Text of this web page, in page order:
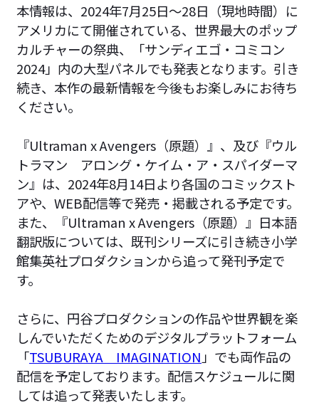
本情報は、2024年7月25日〜28日（現地時間）に
アメリカにて開催されている、世界最大のポップ
カルチャーの祭典、「サンディエゴ・コミコン
2024」内の大型パネルでも発表となります。引き
続き、本作の最新情報を今後もお楽しみにお待ち
ください。
『Ultraman x Avengers（原題）』、及び『ウル
トラマン アロング・ケイム・ア・スパイダーマ
ン』は、2024年8月14日より各国のコミックスト
アや、WEB配信等で発売・掲載される予定です。
また、『Ultraman x Avengers（原題）』日本語
翻訳版については、既刊シリーズに引き続き小学
館集英社プロダクションから追って発刊予定で
す。
さらに、円谷プロダクションの作品や世界観を楽
しんでいただくためのデジタルプラットフォーム
「TSUBURAYA IMAGINATION 」でも両作品の
配信を予定しております。配信スケジュールに関
しては追って発表いたします。